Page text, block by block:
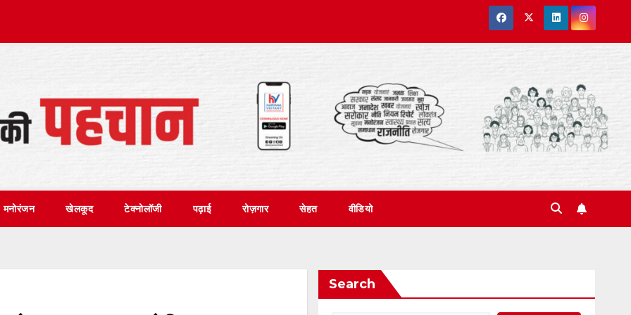
मनोरंजन खेलकूद टेक्नोलॉजी पढ़ाई रोज़गार सेहत वीडियो
Search